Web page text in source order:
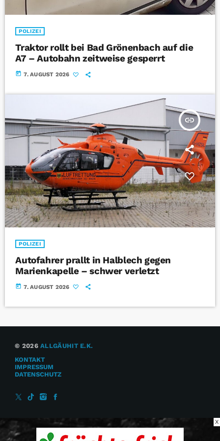
POLIZEI
Traktor rollt bei Bad Grönenbach auf die
A7 – Autobahn zeitweise gesperrt
today 7. AUGUST 2026
insert_link
POLIZEI
Autofahrer prallt in Halblech gegen
Marienkapelle – schwer verletzt
today 7. AUGUST 2026
© 2026ALLGÄUHIT E.K.
KONTAKT
IMPRESSUM
DATENSCHUTZ
X